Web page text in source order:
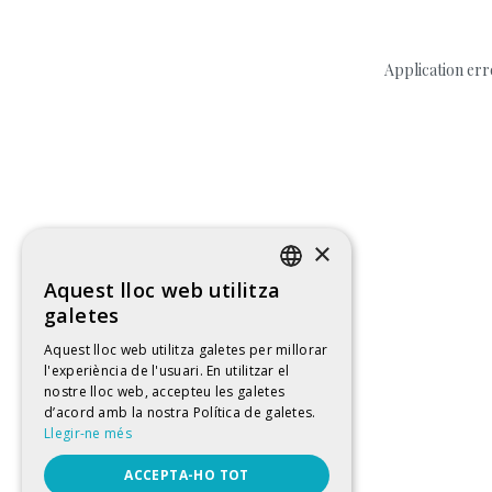
Application
ENGLISH
FRENCH
×
Aquest lloc web utilitza
galetes
Aquest lloc web utilitza galetes per millorar
l'experiència de l'usuari. En utilitzar el
nostre lloc web, accepteu les galetes
d’acord amb la nostra Política de galetes.
Llegir-ne més
ACCEPTA-HO TOT